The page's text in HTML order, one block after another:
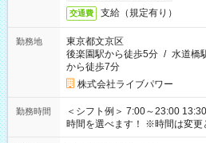
交通費 支給（規定有り）
勤務地
東京都文京区
後楽園駅から徒歩5分 / 水道橋
から徒歩7分
株式会社ライブパワー
勤務時間
＜シフト例＞ 7:00～23:00 13:30～22:00 上記の
時間を選べます！ ※時間は変更